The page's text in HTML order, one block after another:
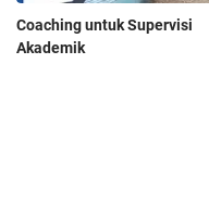
Coaching untuk Supervisi
Akademik